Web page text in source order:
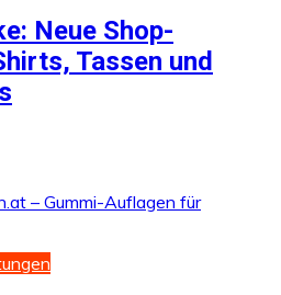
Neue Shop-
Tassen und